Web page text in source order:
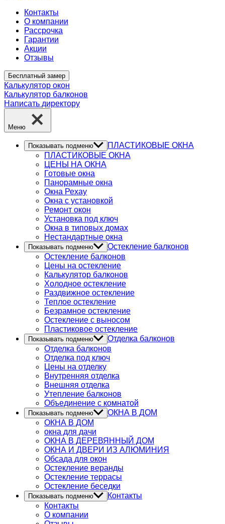
Контакты
О компании
Рассрочка
Гарантии
Акции
Отзывы
Бесплатный замер
Калькулятор окон
Калькулятор балконов
Написать директору
Меню
Показывать подменю
ПЛАСТИКОВЫЕ ОКНА
ПЛАСТИКОВЫЕ ОКНА
ЦЕНЫ НА ОКНА
Готовые окна
Панорамные окна
Окна Рехау
Окна с установкой
Ремонт окон
Установка под ключ
Окна в типовых домах
Нестандартные окна
Показывать подменю
Остекление балконов
Остекление балконов
Цены на остекление
Калькулятор балконов
Холодное остекление
Раздвижное остекление
Теплое остекление
Безрамное остекление
Остекление с выносом
Пластиковое остекление
Показывать подменю
Отделка балконов
Отделка балконов
Отделка под ключ
Цены на отделку
Внутренняя отделка
Внешняя отделка
Утепление балконов
Объединение с комнатой
Показывать подменю
ОКНА В ДОМ
ОКНА В ДОМ
окна для дачи
ОКНА В ДЕРЕВЯННЫЙ ДОМ
ОКНА И ДВЕРИ ИЗ АЛЮМИНИЯ
Обсада для окон
Остекление веранды
Остекление террасы
Остекление беседки
Показывать подменю
Контакты
Контакты
О компании